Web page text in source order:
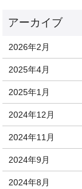
2026年2月
2025年4月
2025年1月
2024年12月
2024年11月
2024年9月
2024年8月